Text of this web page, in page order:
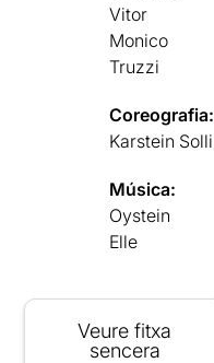
Vitor
Monico
Truzzi
Coreografia:
Karstein Solli
Música:
Oystein
Elle
Veure fitxa
sencera